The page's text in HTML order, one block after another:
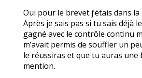
Oui pour le brevet j’étais dans
Après je sais pas si tu sais déjà
gagné avec le contrôle continu
m’avait permis de souffler un
le réussiras et que tu auras
mention.